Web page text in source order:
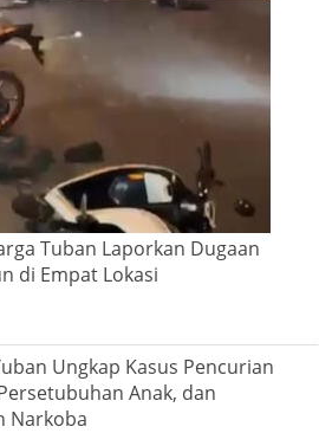
Tuban Laporkan Dugaan
di Empat Lokasi
Ungkap Kasus Pencurian
Anak, dan
Narkoba